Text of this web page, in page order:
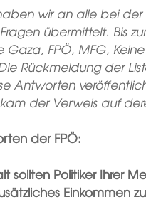
wir an alle bei
übermittelt. Bis
Gaza, FPÖ, MFG,
Rückmeldung der
Antworten
der Verweis auf
der FPÖ:
sollten Politiker Ihrer
Einkommen